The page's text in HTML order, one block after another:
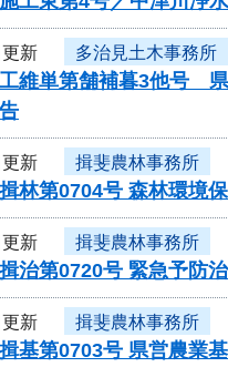
新 多治見土木事務所
工維単第舗補暮3他号
新 揖斐農林事務所
揖林第0704号 森林環境
新 揖斐農林事務所
揖治第0720号 緊急予防
新 揖斐農林事務所
揖基第0703号 県営農業